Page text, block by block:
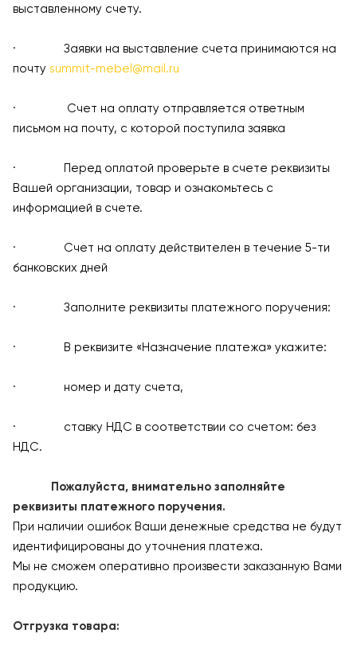
выставленному счету.
· Заявки на выставление счета принимаются на
почту summit-mebel@mail.ru
· Счет на оплату отправляется ответным
письмом на почту, с которой поступила заявка
· Перед оплатой проверьте в счете реквизиты
Вашей организации, товар и ознакомьтесь с
информацией в счете.
· Счет на оплату действителен в течение 5-ти
банковских дней
· Заполните реквизиты платежного поручения:
· В реквизите «Назначение платежа» укажите:
· номер и дату счета,
· ставку НДС в соответствии со счетом: без
НДС.
Пожалуйста, внимательно заполняйте
реквизиты платежного поручения.
При наличии ошибок Ваши денежные средства не будут
идентифицированы до уточнения платежа.
Мы не сможем оперативно произвести заказанную Вами
продукцию.
Отгрузка товара: